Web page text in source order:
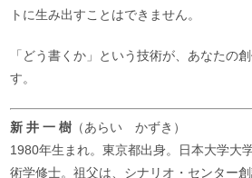
トに生み出すことはできません。
「どう書くか」という技術が、あなたの
す。
新 井 一 樹 （あらい かずき）
1980年生まれ。東京都出身。日本大学大
術学修士。祖父は、シナリオ・センター